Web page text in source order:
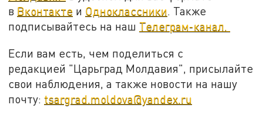
в Вконтакте и Одноклассники. Также
подписывайтесь на наш Телеграм-канал.
Если вам есть, чем поделиться с
редакцией "Царьград Молдавия", присылайте
свои наблюдения, а также новости на нашу
почту: tsargrad.moldova@yandex.ru